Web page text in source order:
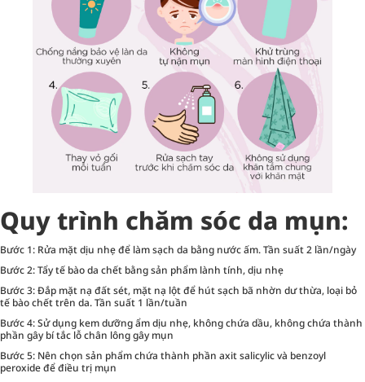
Quy trình chăm sóc da mụn:
Bước 1: Rửa mặt dịu nhẹ để làm sạch da bằng nước ấm. Tần suất 2 lần/ngày
Bước 2: Tẩy tế bào da chết bằng sản phẩm lành tính, dịu nhẹ
Bước 3: Đắp mặt nạ đất sét, mặt nạ lột để hút sạch bã nhờn dư thừa, loại bỏ
tế bào chết trên da. Tần suất 1 lần/tuần
Bước 4: Sử dụng kem dưỡng ẩm dịu nhẹ, không chứa dầu, không chứa thành
phần gây bí tắc lỗ chân lông gây mụn
Bước 5: Nên chọn sản phẩm chứa thành phần axit salicylic và benzoyl
peroxide để điều trị mụn